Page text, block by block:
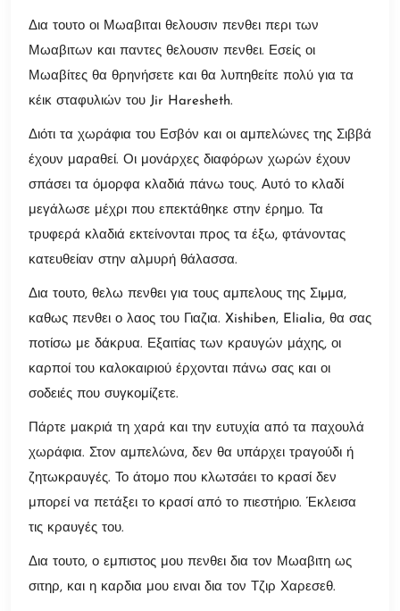
Δια τουτο οι Μωαβιται θελουσιν πενθει περι των
Μωαβιτων και παντες θελουσιν πενθει. Εσείς οι
Μωαβίτες θα θρηνήσετε και θα λυπηθείτε πολύ για τα
κέικ σταφυλιών του Jir Haresheth.
Διότι τα χωράφια του Εσβόν και οι αμπελώνες της Σιββά
έχουν μαραθεί. Οι μονάρχες διαφόρων χωρών έχουν
σπάσει τα όμορφα κλαδιά πάνω τους. Αυτό το κλαδί
μεγάλωσε μέχρι που επεκτάθηκε στην έρημο. Τα
τρυφερά κλαδιά εκτείνονται προς τα έξω, φτάνοντας
κατευθείαν στην αλμυρή θάλασσα.
Δια τουτο, θελω πενθει για τους αμπελους της Σιµμα,
καθως πενθει ο λαος του Γιαζια. Xishiben, Elialia, θα σας
ποτίσω με δάκρυα. Εξαιτίας των κραυγών μάχης, οι
καρποί του καλοκαιριού έρχονται πάνω σας και οι
σοδειές που συγκομίζετε.
Πάρτε μακριά τη χαρά και την ευτυχία από τα παχουλά
χωράφια. Στον αμπελώνα, δεν θα υπάρχει τραγούδι ή
ζητωκραυγές. Το άτομο που κλωτσάει το κρασί δεν
μπορεί να πετάξει το κρασί από το πιεστήριο. Έκλεισα
τις κραυγές του.
Δια τουτο, ο εμπιστος μου πενθει δια τον Μωαβιτη ως
σιτηρ, και η καρδια μου ειναι δια τον Τζιρ Χαρεσεθ.